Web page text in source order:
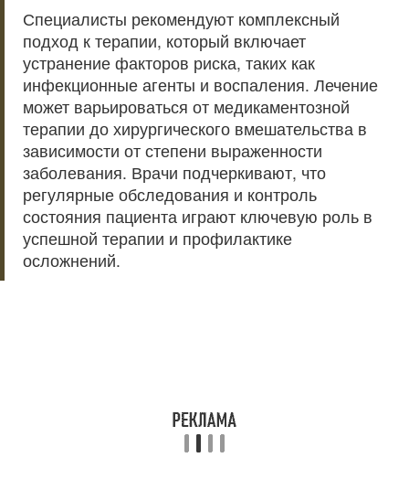
Специалисты рекомендуют комплексный
подход к терапии, который включает
устранение факторов риска, таких как
инфекционные агенты и воспаления. Лечение
может варьироваться от медикаментозной
терапии до хирургического вмешательства в
зависимости от степени выраженности
заболевания. Врачи подчеркивают, что
регулярные обследования и контроль
состояния пациента играют ключевую роль в
успешной терапии и профилактике
осложнений.